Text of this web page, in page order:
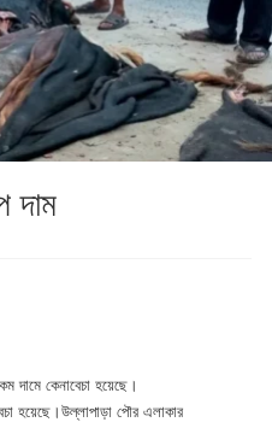
দাম
দামে কেনাবেচা হয়েছে।
হয়েছে।উল্লাপাড়া পৌর এলাকার